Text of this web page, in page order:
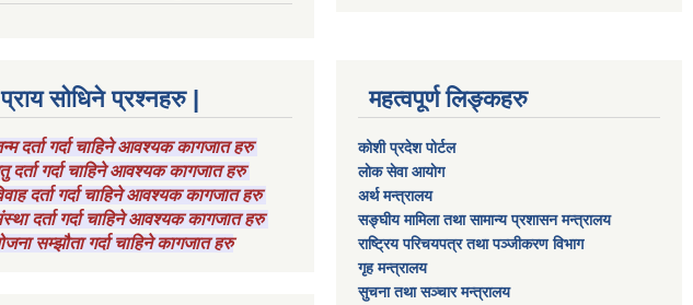
प्राय सोधिने प्रश्नहरु |
दर्ता गर्दा चाहिने आवश्यक कागजात हरु
दर्ता गर्दा चाहिने आवश्यक कागजात हरु
दर्ता गर्दा चाहिने आवश्यक कागजात हरु
दर्ता गर्दा चाहिने आवश्यक कागजात हरु
सम्झौता गर्दा चाहिने कागजात हरु
महत्वपूर्ण लिङ्कहरु
कोशी प्रदेश पोर्टल
लाेक सेवा आयाेग
अर्थ मन्त्रालय
सङ्घीय मामिला तथा सामान्य प्रशासन मन्त्रालय
राष्‍ट्रिय परिचयपत्र तथा पञ्‍जीकरण विभाग
गृह मन्त्रालय
सुचना तथा सञ्चार मन्त्रालय